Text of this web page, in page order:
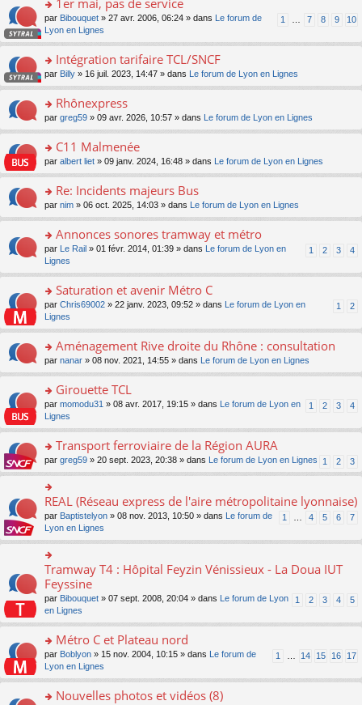
s
ré
e
pl
ré
c
e
n
o
n
lu
le
u
ré
c
e
s
s
a
n
o
n
lu
pl
s
ré
c
nt
er
le
m
e
s
s
e
n
o
n
le
u
s
ré
e
nt
o
s
er
le
m
e
s
g
e
n
o
lu
pl
u
ré
e
nt
1er mai, pas de service
1 7 8 9 10
par Bibouquet » 27 avr. 2006, 06:24 » dans
Le forum de
Lyon en Lignes
o
n
ult
er
le
m
e
a
g
e
n
n
pl
u
ré
e
nt
Intégration tarifaire TCL/SNCF
par Billy » 16 juil. 2023, 14:47 » dans Le forum de Lyon en Lignes
o
n
ult
er
le
m
e
a
g
e
n
o
lu
u
s
ré
e
nt
Rhônexpress
par greg59 » 09 avr. 2026, 10:57 » dans Le forum de Lyon en Lignes
o
n
ult
er
le
m
e
s
g
e
n
o
n
le
u
s
ré
c
nt
C11 Malmenée
par albert liet » 09 janv. 2024, 16:48 » dans Le forum de Lyon en Lignes
o
n
ult
er
le
m
e
s
s
e
n
o
n
le
s
ré
c
e
nt
Re: Incidents majeurs Bus
par nim » 06 oct. 2025, 14:03 » dans Le forum de Lyon en Lignes
o
s
er
le
m
e
s
s
e
n
o
n
lu
pl
s
ré
c
nt
Annonces sonores tramway et métro
1 2 3 4
par Le Rail » 01 févr. 2014, 01:39 » dans
Le forum de Lyon en
Lignes
o
s
er
le
m
e
s
s
e
n
o
n
lu
pl
ré
e
nt
Saturation et avenir Métro C
1 2
par Chris69002 » 22 janv. 2023, 09:52 » dans
Le forum de Lyon en
Lignes
o
n
ult
er
le
m
e
s
a
e
n
o
n
lu
le
pl
u
s
ré
c
e
nt
Aménagement Rive droite du Rhône : consultation
par nanar » 08 nov. 2021, 14:55 » dans Le forum de Lyon en Lignes
o
s
er
le
m
e
s
s
a
e
o
n
lu
le
pl
s
ré
c
e
nt
Girouette TCL
1 2 3 4
par momodu31 » 08 avr. 2017, 19:15 » dans
Le forum de Lyon en
Lignes
o
n
s
ult
er
le
m
e
s
a
e
n
lu
le
pl
s
Transport ferroviaire de la Région AURA
1 2 3
par greg59 » 20 sept. 2023, 20:38 » dans Le forum de Lyon en Lignes
o
n
s
le
m
e
s
s
a
e
n
o
n
lu
REAL (Réseau express de l'aire métropolitaine lyonnaise)
1 4 5 6 7
par Baptistelyon » 08 nov. 2013, 10:50 » dans
Le forum de
Lyon en Lignes
o
n
ult
le
m
e
s
s
g
Tramway T4 : Hôpital Feyzin Vénissieux - La Doua IUT
Feyssine
1 2 3 4 5
par Bibouquet » 07 sept. 2008, 20:04 » dans
Le forum de Lyon
en Lignes
o
s
er
Métro C et Plateau nord
1 14 15 16 17
par Boblyon » 15 nov. 2004, 10:15 » dans
Le forum de
Lyon en Lignes
Nouvelles photos et vidéos (8)